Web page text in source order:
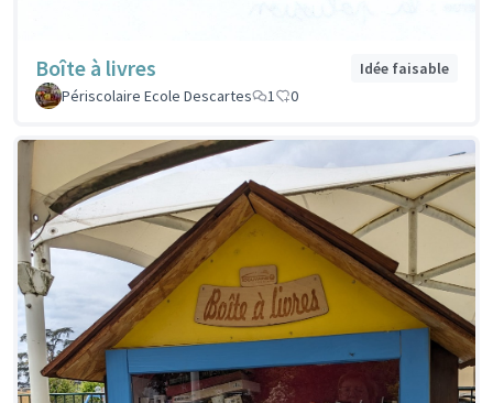
Boîte à livres
Idée faisable
Périscolaire Ecole Descartes
1 0